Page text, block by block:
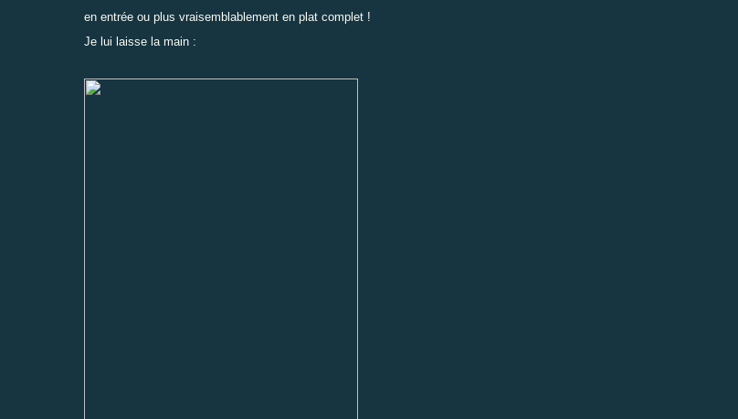
en entrée ou plus vraisemblablement en plat complet !
Je lui laisse la main :